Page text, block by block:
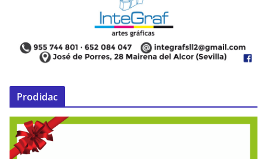
Prodidac